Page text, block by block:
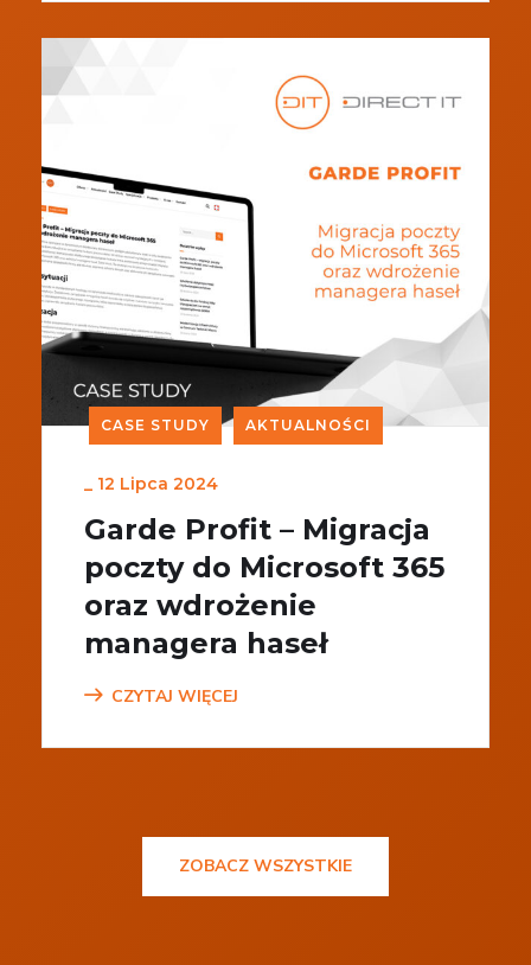
CASE STUDY AKTUALNOŚCI
_ 12 Lipca 2024
Garde Profit – Migracja
poczty do Microsoft 365
oraz wdrożenie
managera haseł
CZYTAJ WIĘCEJ
ZOBACZ WSZYSTKIE